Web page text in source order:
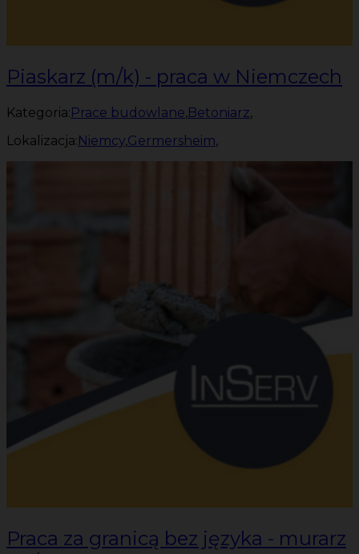
Piaskarz (m/k) - praca w Niemczech
Kategoria: Prace budowlane,Betoniarz,
Lokalizacja: Niemcy,Germersheim,
Praca za granicą bez języka - murarz